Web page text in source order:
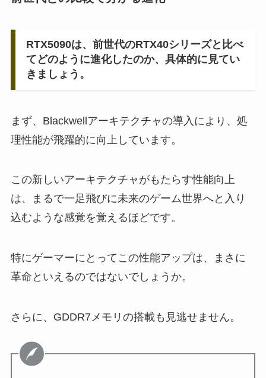
RTX5090は、前世代のRTX40シリーズと比べ
てどのように進化したのか、具体的に見てい
きましょう。
まず、Blackwellアーキテクチャの導入により、処
理性能が飛躍的に向上しています。
この新しいアーキテクチャがもたらす性能向上
は、まるで一足飛びに未来のゲーム世界へと入り
込むような感覚を覚えるほどです。
特にゲーマーにとってこの性能アップは、まさに
革命といえるのではないでしょうか。
さらに、GDDR7メモリの搭載も見逃せません。